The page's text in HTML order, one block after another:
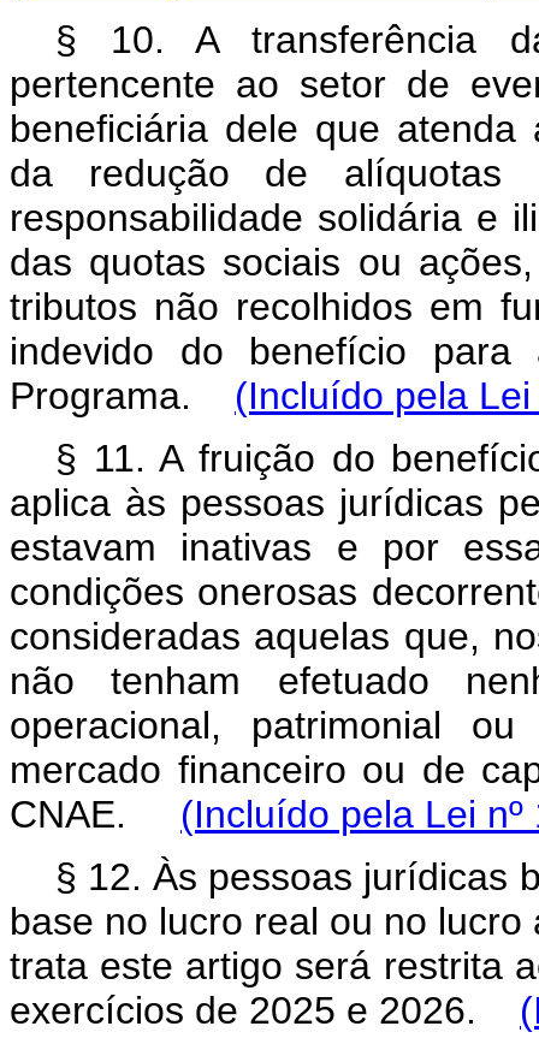
§ 10. A transferência
pertencente ao setor de
beneficiária dele que
da redução de alíquotas
responsabilidade solidária e
das quotas sociais ou
tributos não recolhidos em
indevido do benefício para
Programa. (Incluído pela
§ 11. A fruição do
aplica às pessoas jurídicas
estavam inativas e por
condições onerosas
consideradas aquelas que,
não tenham efetuado
operacional, patrimonial
mercado financeiro ou de
CNAE. (Incluído pela Lei
§ 12. Às pessoas jurídicas
base no lucro real ou no
trata este artigo será restrita
exercícios de 2025 e 2026.